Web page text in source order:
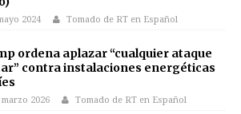
2024 Tomado de RT en Español
ordena aplazar “cualquier ataque
contra instalaciones energéticas
marzo 2026 Tomado de RT en Español